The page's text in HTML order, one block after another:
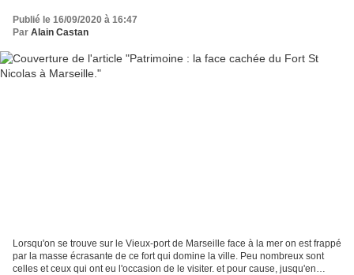
Publié le 16/09/2020 à 16:47
Par Alain Castan
Lorsqu'on se trouve sur le Vieux-port de Marseille face à la mer on est frappé
par la masse écrasante de ce fort qui domine la ville. Peu nombreux sont
celles et ceux qui ont eu l'occasion de le visiter. et pour cause, jusqu'en